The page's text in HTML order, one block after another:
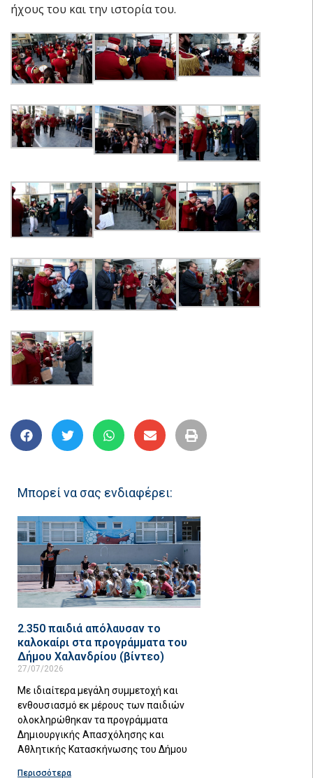
ήχους του και την ιστορία του.
Μπορεί να σας ενδιαφέρει:
2.350 παιδιά απόλαυσαν το
καλοκαίρι στα προγράμματα του
Δήμου Χαλανδρίου (βίντεο)
27/07/2026
Με ιδιαίτερα μεγάλη συμμετοχή και
ενθουσιασμό εκ μέρους των παιδιών
ολοκληρώθηκαν τα προγράμματα
Δημιουργικής Απασχόλησης και
Αθλητικής Κατασκήνωσης του Δήμου
Περισσότερα